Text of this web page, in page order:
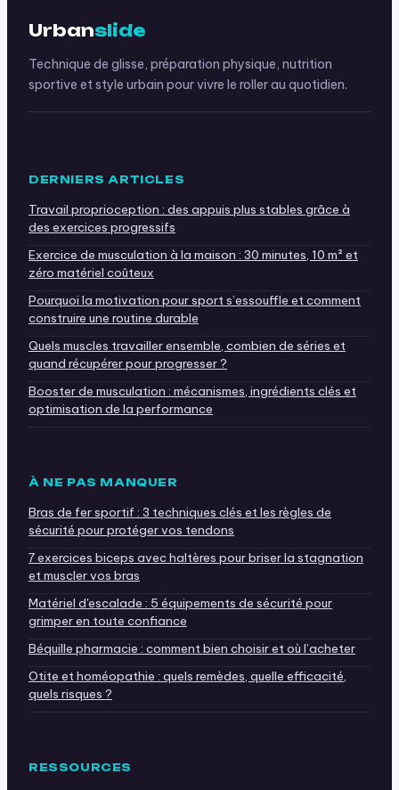
Urbanslide
Technique de glisse, préparation physique, nutrition
sportive et style urbain pour vivre le roller au quotidien.
DERNIERS ARTICLES
Travail proprioception : des appuis plus stables grâce à
des exercices progressifs
Exercice de musculation à la maison : 30 minutes, 10 m² et
zéro matériel coûteux
Pourquoi la motivation pour sport s’essouffle et comment
construire une routine durable
Quels muscles travailler ensemble, combien de séries et
quand récupérer pour progresser ?
Booster de musculation : mécanismes, ingrédients clés et
optimisation de la performance
À NE PAS MANQUER
Bras de fer sportif : 3 techniques clés et les règles de
sécurité pour protéger vos tendons
7 exercices biceps avec haltères pour briser la stagnation
et muscler vos bras
Matériel d'escalade : 5 équipements de sécurité pour
grimper en toute confiance
Béquille pharmacie : comment bien choisir et où l’acheter
Otite et homéopathie : quels remèdes, quelle efficacité,
quels risques ?
RESSOURCES